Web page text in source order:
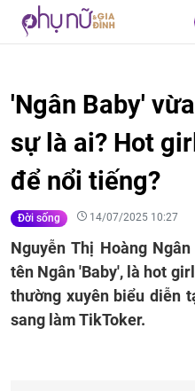
'Ngân Baby'
sự là ai? Hot
để nổi tiếng?
Đời sống 14/07/2025 10:27
Nguyễn Thị Hoàng
tên Ngân 'Baby', là hot
thường xuyên biểu diễn
sang làm TikToker.